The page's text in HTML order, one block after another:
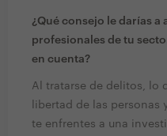
¿Qué consejo le darías
profesionales de tu
en cuenta?
Al tratarse de delitos, lo
libertad de las personas
te enfrentes a una